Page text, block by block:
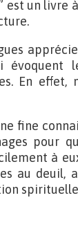
est un
évoquent
En effet,
fine
pour
à
au deuil,